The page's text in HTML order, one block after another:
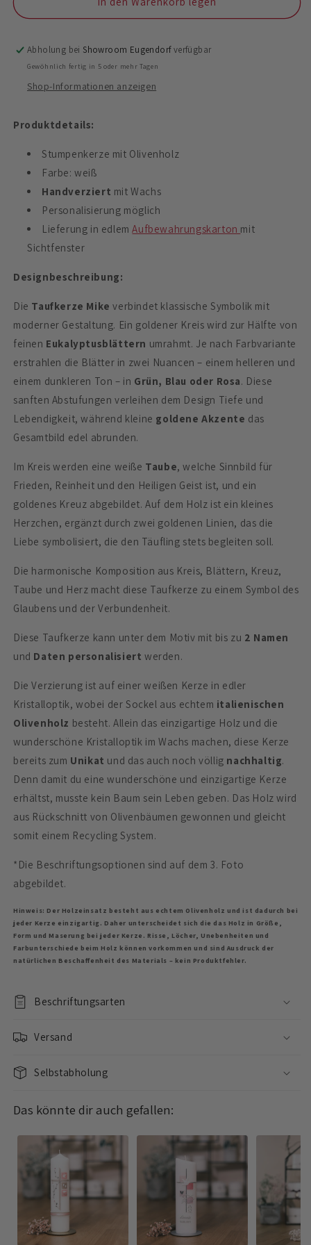
Taufkerze
Taufkerze
Abholung bei Showroom Eugendorfverfügbar
Gewöhnlich fertig in 5 oder mehr Tagen
Shop-Informationen anzeigen
Produktdetails:
Stumpenkerze mit Olivenholz
Farbe: weiß
Handverziert mit Wachs
Personalisierung möglich
Lieferung in edlemAufbewahrungskarton mit
Sichtfenster
Designbeschreibung:
Die Taufkerze Mike verbindet klassische Symbolik mit
moderner Gestaltung. Ein goldener Kreis wird zur Hälfte von
feinen Eukalyptusblättern umrahmt. Je nach Farbvariante
erstrahlen die Blätter in zwei Nuancen – einem helleren und
einem dunkleren Ton – in Grün, Blau oder Rosa. Diese
sanften Abstufungen verleihen dem Design Tiefe und
Lebendigkeit, während kleine goldene Akzente das
Gesamtbild edel abrunden.
Im Kreis werden eine weiße Taube, welche Sinnbild für
Frieden, Reinheit und den Heiligen Geist ist, und ein
goldenes Kreuz abgebildet. Auf dem Holz ist ein kleines
Herzchen, ergänzt durch zwei goldenen Linien, das die
Liebe symbolisiert, die den Täufling stets begleiten soll.
Die harmonische Komposition aus Kreis, Blättern, Kreuz,
Taube und Herz macht diese Taufkerze zu einem Symbol des
Glaubens und der Verbundenheit.
Diese Taufkerze kann unter dem Motiv mit bis zu 2 Namen
und Daten personalisiert werden.
Die Verzierung ist auf einer weißen Kerze in edler
Kristalloptik, wobei der Sockel aus echtem italienischen
Olivenholz besteht. Allein das einzigartige Holz und die
wunderschöne Kristalloptik im Wachs machen, diese Kerze
bereits zum Unikat und das auch noch völlig nachhaltig.
Denn damit du eine wunderschöne und einzigartige Kerze
erhältst, musste kein Baum sein Leben geben. Das Holz wird
aus Rückschnitt von Olivenbäumen gewonnen und gleicht
somit einem Recycling System.
*Die Beschriftungsoptionen sind auf dem 3. Foto
abgebildet.
Hinweis: Der Holzeinsatz besteht aus echtem Olivenholz und ist dadurch bei
jeder Kerze einzigartig. Daher unterscheidet sich die das Holz in Größe,
Form und Maserung bei jeder Kerze. Risse, Löcher, Unebenheiten und
Farbunterschiede beim Holz können vorkommen und sind Ausdruck der
natürlichen Beschaffenheit des Materials – kein Produktfehler.
Beschriftungsarten
Versand
Selbstabholung
Das könnte dir auch gefallen: